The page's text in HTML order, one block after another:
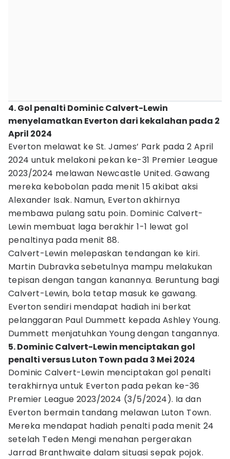
4. Gol penalti Dominic Calvert-Lewin
menyelamatkan Everton dari kekalahan pada 2
April 2024
Everton melawat ke St. James’ Park pada 2 April
2024 untuk melakoni pekan ke-31 Premier League
2023/2024 melawan Newcastle United. Gawang
mereka kebobolan pada menit 15 akibat aksi
Alexander Isak. Namun, Everton akhirnya
membawa pulang satu poin. Dominic Calvert-
Lewin membuat laga berakhir 1-1 lewat gol
penaltinya pada menit 88.
Calvert-Lewin melepaskan tendangan ke kiri.
Martin Dubravka sebetulnya mampu melakukan
tepisan dengan tangan kanannya. Beruntung bagi
Calvert-Lewin, bola tetap masuk ke gawang.
Everton sendiri mendapat hadiah ini berkat
pelanggaran Paul Dummett kepada Ashley Young.
Dummett menjatuhkan Young dengan tangannya.
5. Dominic Calvert-Lewin menciptakan gol
penalti versus Luton Town pada 3 Mei 2024
Dominic Calvert-Lewin menciptakan gol penalti
terakhirnya untuk Everton pada pekan ke-36
Premier League 2023/2024 (3/5/2024). Ia dan
Everton bermain tandang melawan Luton Town.
Mereka mendapat hadiah penalti pada menit 24
setelah Teden Mengi menahan pergerakan
Jarrad Branthwaite dalam situasi sepak pojok.